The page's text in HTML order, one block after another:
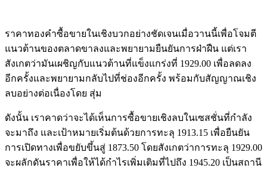
ราคาทองคำซื้อขายในเชิงบวกอย่างชัดเจนเมื่อวานนี้เพื่อโจมตี
แนวต้านของตลาดขาลงและพยายามยืนยันการฝ่าฝืน แต่เรา
สังเกตว่ามันเผชิญกับแนวต้านที่แข็งแกร่งที่ 1929.00 เพื่อลดลง
อีกครั้งและพยายามกลับไปที่ช่องอีกครั้ง พร้อมกับสัญญาณเชิง
ลบอย่างต่อเนื่องโดย สุ่ม
ดังนั้น เราคาดว่าจะได้เห็นการซื้อขายเชิงลบในเซสชั่นที่กำลัง
จะมาถึง และเป้าหมายเริ่มต้นด้วยการทะลุ 1913.15 เพื่อยืนยัน
การเปิดทางเพื่อขยับขึ้นสู่ 1873.50 โดยสังเกตว่าการทะลุ 1929.00
จะผลักดันราคาเพื่อให้ได้กำไรเพิ่มเติมที่ไปถึง 1945.20 เป็นสถานี